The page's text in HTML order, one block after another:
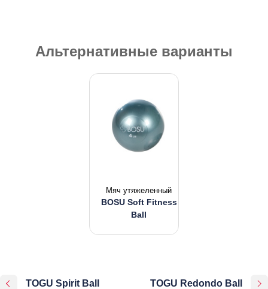
Альтернативные варианты
Мяч утяжеленный
BOSU Soft Fitness
Ball
TOGU Spirit Ball TOGU Redondo Ball